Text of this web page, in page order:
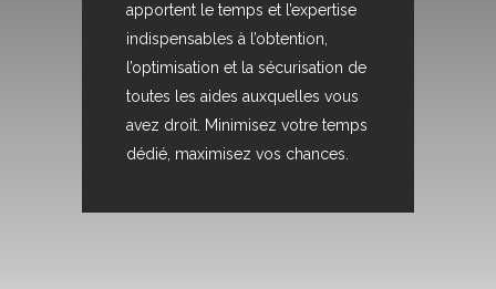
apportent le temps et l’expertise
indispensables à l’obtention,
l’optimisation et la sécurisation de
toutes les aides auxquelles vous
avez droit. Minimisez votre temps
dédié, maximisez vos chances.